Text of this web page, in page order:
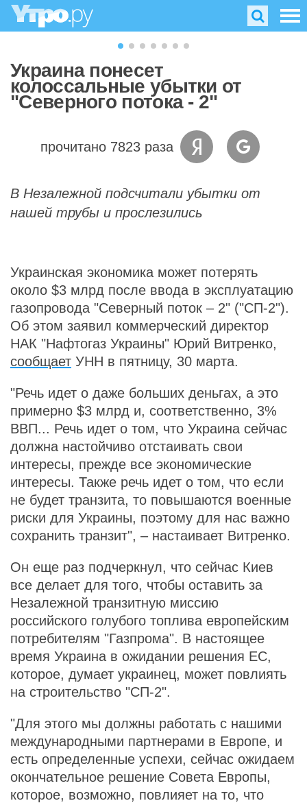
Украина понесет
колоссальные убытки от
"Северного потока - 2"
прочитано 7823 раза
В Незалежной подсчитали убытки от
нашей трубы и прослезились
Украинская экономика может потерять
около $3 млрд после ввода в эксплуатацию
газопровода "Северный поток – 2" ("СП-2").
Об этом заявил коммерческий директор
НАК "Нафтогаз Украины" Юрий Витренко,
сообщает УНН в пятницу, 30 марта.
"Речь идет о даже больших деньгах, а это
примерно $3 млрд и, соответственно, 3%
ВВП... Речь идет о том, что Украина сейчас
должна настойчиво отстаивать свои
интересы, прежде все экономические
интересы. Также речь идет о том, что если
не будет транзита, то повышаются военные
риски для Украины, поэтому для нас важно
сохранить транзит", – настаивает Витренко.
Он еще раз подчеркнул, что сейчас Киев
все делает для того, чтобы оставить за
Незалежной транзитную миссию
российского голубого топлива европейским
потребителям "Газпрома". В настоящее
время Украина в ожидании решения ЕС,
которое, думает украинец, может повлиять
на строительство "СП-2".
"Для этого мы должны работать с нашими
международными партнерами в Европе, и
есть определенные успехи, сейчас ожидаем
окончательное решение Совета Европы,
которое, возможно, повлияет на то, что